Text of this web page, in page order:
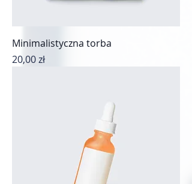
Minimalistyczna torba
Cena
20,00 zł